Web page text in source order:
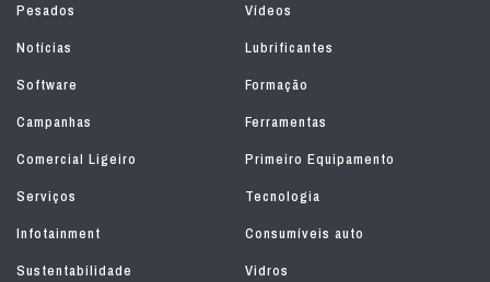
Pesados
Vídeos
Notícias
Lubrificantes
Software
Formação
Campanhas
Ferramentas
Comercial Ligeiro
Primeiro Equipamento
Serviços
Tecnologia
Infotainment
Consumíveis auto
Sustentabilidade
Vidros